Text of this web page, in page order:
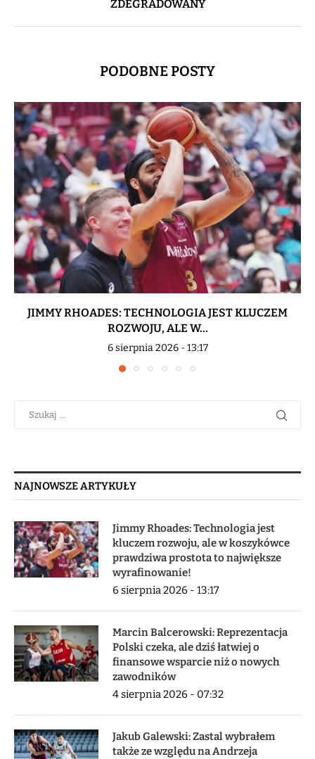
ZDEGRADOWANY
PODOBNE POSTY
JIMMY RHOADES: TECHNOLOGIA JEST KLUCZEM
ROZWOJU, ALE W...
6 sierpnia 2026 - 13:17
NAJNOWSZE ARTYKUŁY
Jimmy Rhoades: Technologia jest
kluczem rozwoju, ale w koszykówce
prawdziwa prostota to największe
wyrafinowanie!
6 sierpnia 2026 - 13:17
Marcin Balcerowski: Reprezentacja
Polski czeka, ale dziś łatwiej o
finansowe wsparcie niż o nowych
zawodników
4 sierpnia 2026 - 07:32
Jakub Galewski: Zastal wybrałem
także ze względu na Andrzeja